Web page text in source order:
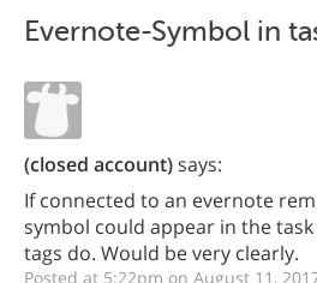
Evernote-Symbol in
(closed account)says:
If connected to an evernote
symbol could appear in the
tags do. Would be very clearly.
Posted at 5:22pm on August 11,